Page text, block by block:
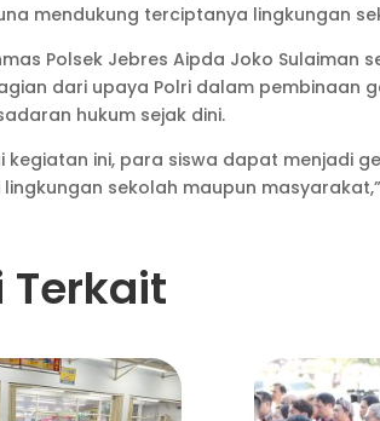
mendukung terciptanya lingkungan
Polsek Jebres Aipda Joko
dari upaya Polri dalam pembinaan
hukum sejak dini.
kegiatan ini, para siswa dapat menjadi
sekolah maupun